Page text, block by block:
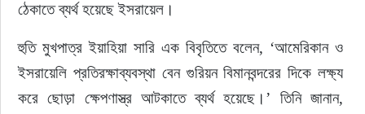
ঠেকাতে ব্যর্থ হয়েছে ইসরায়েল।
হুতি মুখপাত্র ইয়াহিয়া সারি এক বিবৃতিতে বলেন, ‘আমেরিকান ও
ইসরায়েলি প্রতিরক্ষাব্যবস্থা বেন গুরিয়ন বিমানবন্দরের দিকে লক্ষ্য
করে ছোড়া ক্ষেপণাস্ত্র আটকাতে ব্যর্থ হয়েছে।’ তিনি জানান,